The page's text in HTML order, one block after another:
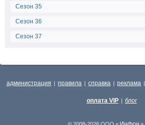
Сезон 35
Сезон 36
Сезон 37
администрация | правила | справка | реклама |
оплата VIP | блог